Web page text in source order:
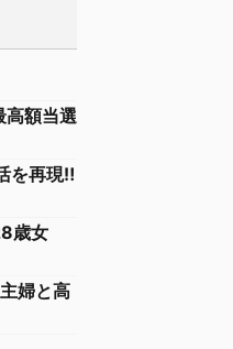
高額当選
を再現‼︎
歳女
婦と高